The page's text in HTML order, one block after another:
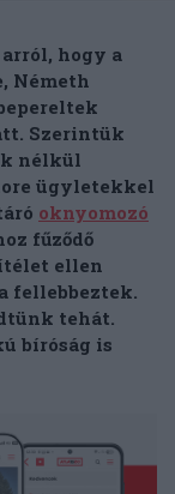
hogy a
Németh
Szerintük
nélkül
ügyletekkel
oknyomozó
fűződő
ellen
fellebbeztek.
tehát.
bíróság is